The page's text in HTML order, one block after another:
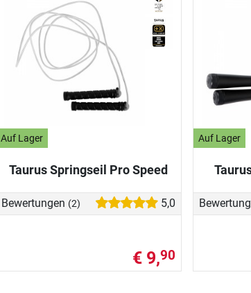
Auf Lager
Taurus Springseil Pro Speed
Bewertungen (2) 5,0
€ 9,90
Auf Lager